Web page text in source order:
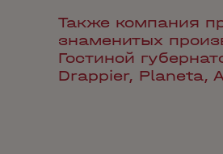
Также компания
знаменитых
Гостиной
Drappier, Planeta,